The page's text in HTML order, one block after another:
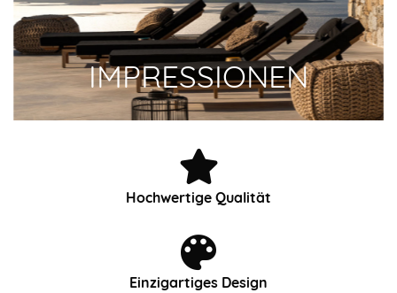
IMPRESSIONEN
Hochwertige Qualität
Einzigartiges Design